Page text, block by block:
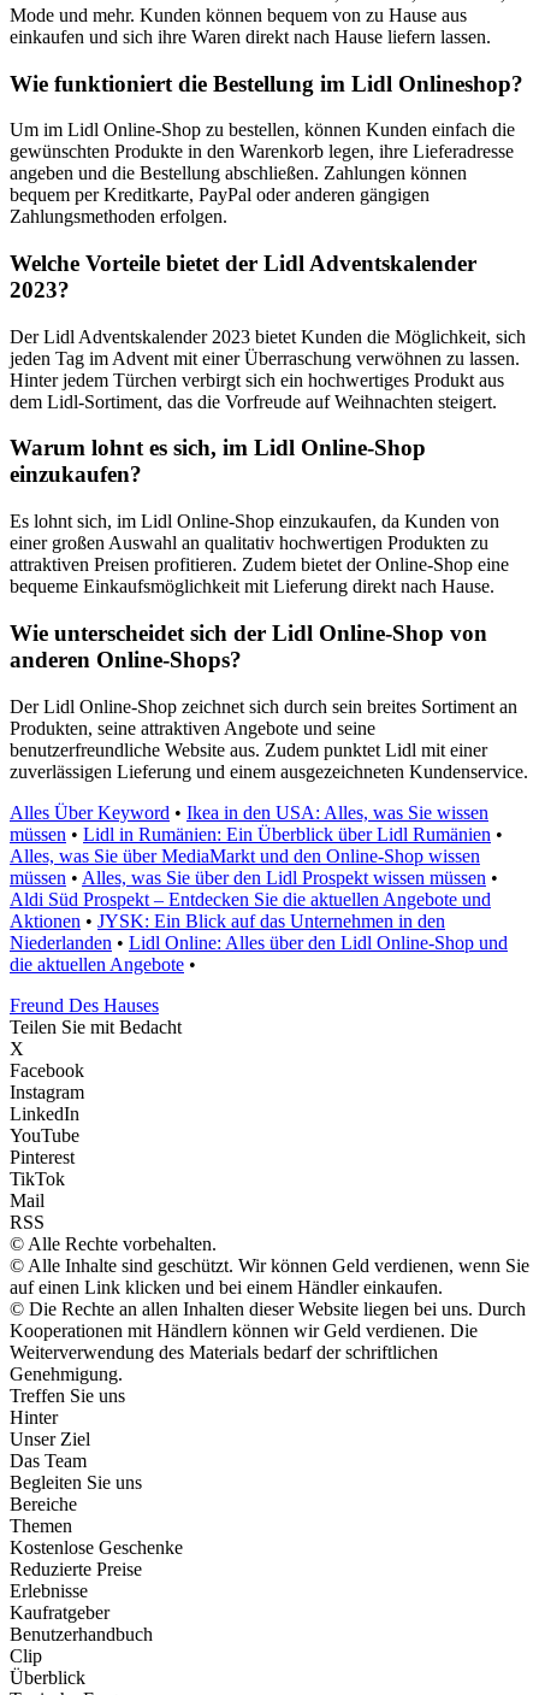
Mode und mehr. Kunden können bequem von zu Hause aus
einkaufen und sich ihre Waren direkt nach Hause liefern lassen.
Wie funktioniert die Bestellung im Lidl Onlineshop?
Um im Lidl Online-Shop zu bestellen, können Kunden einfach die
gewünschten Produkte in den Warenkorb legen, ihre Lieferadresse
angeben und die Bestellung abschließen. Zahlungen können
bequem per Kreditkarte, PayPal oder anderen gängigen
Zahlungsmethoden erfolgen.
Welche Vorteile bietet der Lidl Adventskalender
2023?
Der Lidl Adventskalender 2023 bietet Kunden die Möglichkeit, sich
jeden Tag im Advent mit einer Überraschung verwöhnen zu lassen.
Hinter jedem Türchen verbirgt sich ein hochwertiges Produkt aus
dem Lidl-Sortiment, das die Vorfreude auf Weihnachten steigert.
Warum lohnt es sich, im Lidl Online-Shop
einzukaufen?
Es lohnt sich, im Lidl Online-Shop einzukaufen, da Kunden von
einer großen Auswahl an qualitativ hochwertigen Produkten zu
attraktiven Preisen profitieren. Zudem bietet der Online-Shop eine
bequeme Einkaufsmöglichkeit mit Lieferung direkt nach Hause.
Wie unterscheidet sich der Lidl Online-Shop von
anderen Online-Shops?
Der Lidl Online-Shop zeichnet sich durch sein breites Sortiment an
Produkten, seine attraktiven Angebote und seine
benutzerfreundliche Website aus. Zudem punktet Lidl mit einer
zuverlässigen Lieferung und einem ausgezeichneten Kundenservice.
Alles Über Keyword • Ikea in den USA: Alles, was Sie wissen
müssen • Lidl in Rumänien: Ein Überblick über Lidl Rumänien •
Alles, was Sie über MediaMarkt und den Online-Shop wissen
müssen • Alles, was Sie über den Lidl Prospekt wissen müssen •
Aldi Süd Prospekt – Entdecken Sie die aktuellen Angebote und
Aktionen • JYSK: Ein Blick auf das Unternehmen in den
Niederlanden • Lidl Online: Alles über den Lidl Online-Shop und
die aktuellen Angebote •
Freund Des Hauses
Teilen Sie mit Bedacht
X
Facebook
Instagram
LinkedIn
YouTube
Pinterest
TikTok
Mail
RSS
© Alle Rechte vorbehalten.
© Alle Inhalte sind geschützt. Wir können Geld verdienen, wenn Sie
auf einen Link klicken und bei einem Händler einkaufen.
© Die Rechte an allen Inhalten dieser Website liegen bei uns. Durch
Kooperationen mit Händlern können wir Geld verdienen. Die
Weiterverwendung des Materials bedarf der schriftlichen
Genehmigung.
Treffen Sie uns
Hinter
Unser Ziel
Das Team
Begleiten Sie uns
Bereiche
Themen
Kostenlose Geschenke
Reduzierte Preise
Erlebnisse
Kaufratgeber
Benutzerhandbuch
Clip
Überblick